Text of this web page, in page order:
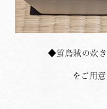
◆蛍烏賊の炊
をご用